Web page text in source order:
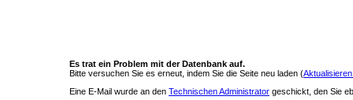
Es trat ein Problem mit der Datenbank auf.
Bitte versuchen Sie es erneut, indem Sie die Seite neu laden (
Eine E-Mail wurde an den Technischen Administrator geschickt, den Sie